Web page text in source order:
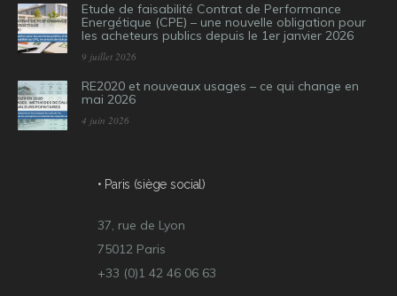
Etude de faisabilité Contrat de Performance
Energétique (CPE) – une nouvelle obligation pour
les acheteurs publics depuis le 1er janvier 2026
9 juillet 2026
RE2020 et nouveaux usages – ce qui change en
mai 2026
4 juin 2026
• Paris (siège social)
37, rue de Lyon
75012 Paris
+33 (0)1 42 46 06 63